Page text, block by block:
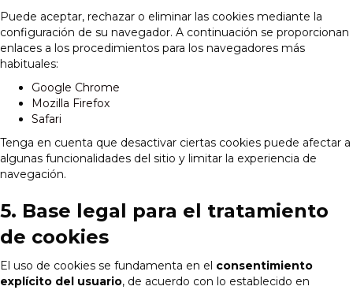
Puede aceptar, rechazar o eliminar las cookies mediante la
configuración de su navegador. A continuación se proporcionan
enlaces a los procedimientos para los navegadores más
habituales:
Google Chrome
Mozilla Firefox
Safari
Tenga en cuenta que desactivar ciertas cookies puede afectar a
algunas funcionalidades del sitio y limitar la experiencia de
navegación.
5. Base legal para el tratamiento
de cookies
El uso de cookies se fundamenta en el consentimiento
explícito del usuario, de acuerdo con lo establecido en